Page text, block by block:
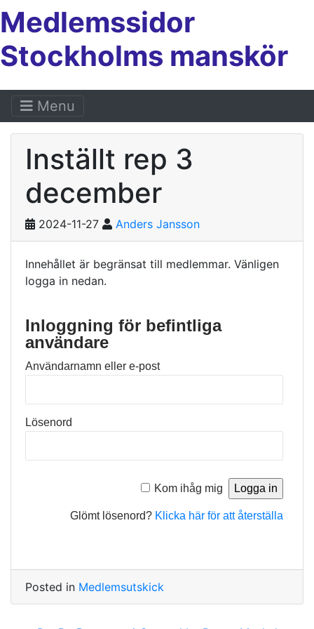
Medlemssidor
Stockholms manskör
Menu
Inställt rep 3
december
2024-11-27 Anders Jansson
Innehållet är begränsat till medlemmar. Vänligen
logga in nedan.
Inloggning för befintliga
användare
Användarnamn eller e-post
Lösenord
Kom ihåg mig
Glömt lösenord? Klicka här för att återställa
Posted in Medlemsutskick